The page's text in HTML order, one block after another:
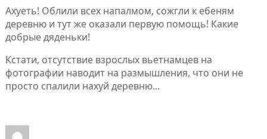
Ахуеть! Облили всех напалмом, сожгли к ебеням
деревню и тут же оказали первую помощь! Какие
добрые дяденьки!
Кстати, отсутствие взрослых вьетнамцев на
фотографии наводит на размышления, что они не
просто спалили нахуй деревню...